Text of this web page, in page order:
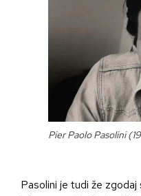
Pier Paolo Pasolini
Pasolini je tudi že